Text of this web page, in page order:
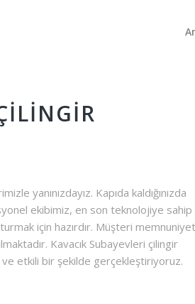
yanınızdayız. Kapıda kaldığınızda
ekibimiz, en son teknolojiye sahip
için hazırdır. Müşteri
Kavacık Subayevleri çilingir
ve etkili bir şekilde gerçekleştiriyoruz.